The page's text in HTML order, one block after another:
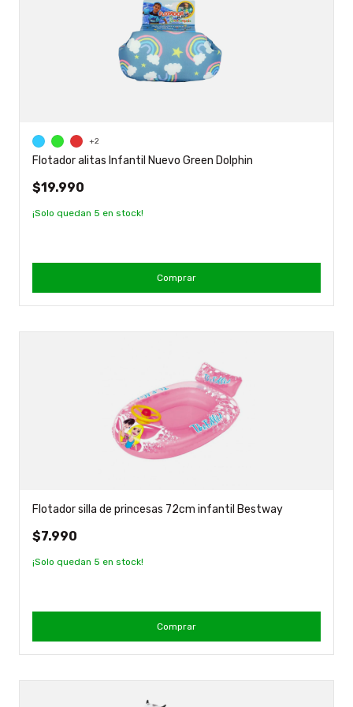
Flotador alitas Infantil Nuevo Green Dolphin
$19.990
¡Solo quedan 5 en stock!
+2
Comprar
Flotador silla de princesas 72cm infantil Bestway
$7.990
¡Solo quedan 5 en stock!
Comprar